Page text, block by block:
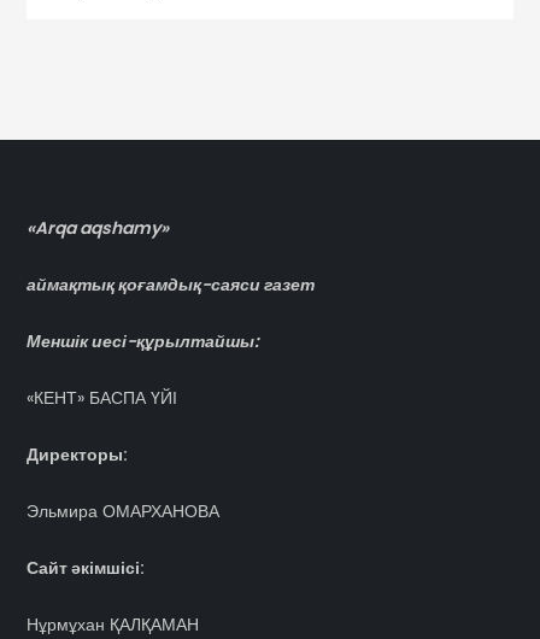
«Arqa aqshamy»
аймақтық қоғамдық-саяси газет
Меншік иесі-құрылтайшы:
«КЕНТ» БАСПА ҮЙІ
Директоры:
Эльмира ОМАРХАНОВА
Сайт әкімшісі:
Нұрмұхан ҚАЛҚАМАН